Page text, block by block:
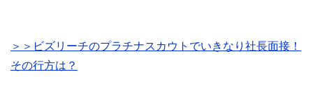
＞＞ビズリーチのプラチナスカウトでいきなり社長面接！
その行方は？